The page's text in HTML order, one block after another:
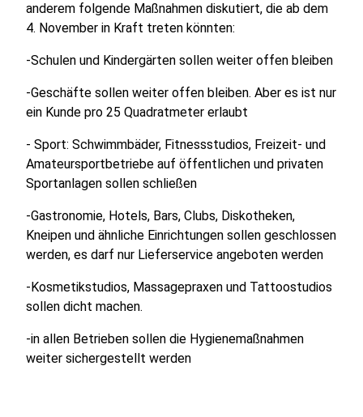
anderem folgende Maßnahmen diskutiert, die ab dem
4. November in Kraft treten könnten:
-Schulen und Kindergärten sollen weiter offen bleiben
-Geschäfte sollen weiter offen bleiben. Aber es ist nur
ein Kunde pro 25 Quadratmeter erlaubt
- Sport: Schwimmbäder, Fitnessstudios, Freizeit- und
Amateursportbetriebe auf öffentlichen und privaten
Sportanlagen sollen schließen
-Gastronomie, Hotels, Bars, Clubs, Diskotheken,
Kneipen und ähnliche Einrichtungen sollen geschlossen
werden, es darf nur Lieferservice angeboten werden
-Kosmetikstudios, Massagepraxen und Tattoostudios
sollen dicht machen.
-in allen Betrieben sollen die Hygienemaßnahmen
weiter sichergestellt werden